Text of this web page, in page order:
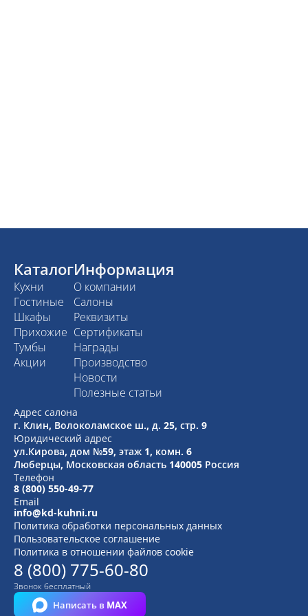
Каталог
Кухни
Гостиные
Шкафы
Прихожие
Тумбы
Акции
Информация
О компании
Салоны
Реквизиты
Сертификаты
Награды
Производство
Новости
Полезные статьи
Адрес салона
г. Клин, Волоколамское ш., д. 25, стр. 9
Юридический адрес
ул.Кирова, дом №59, этаж 1, комн. 6
Люберцы, Московская область 140005 Россия
Телефон
8 (800) 550-49-77
Email
info@kd-kuhni.ru
Политика обработки персональных данных
Пользовательское соглашение
Политика в отношении файлов cookie
8 (800) 775-60-80
Звонок бесплатный
Написать в MAX